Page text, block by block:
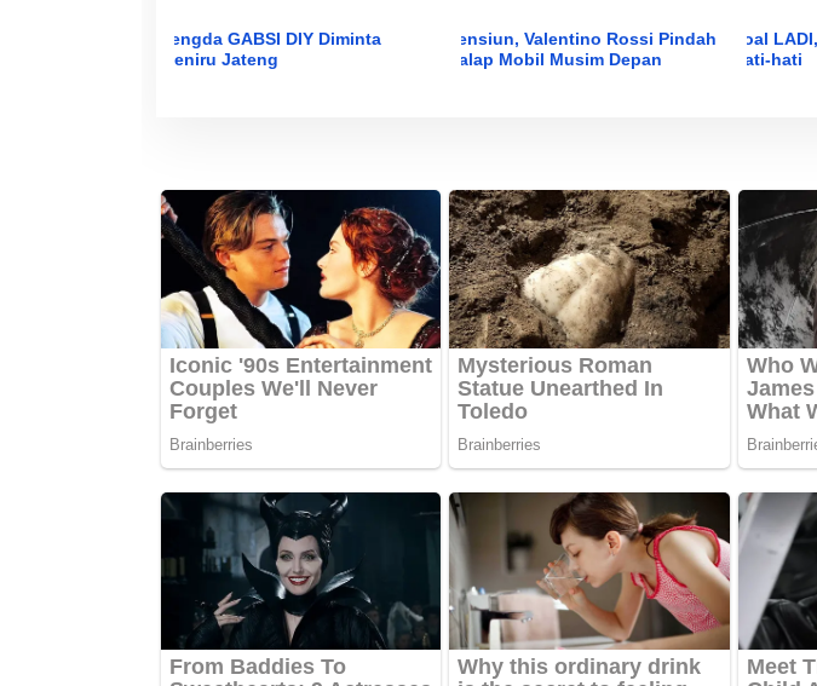
Pengda GABSI DIY Diminta
Meniru Jateng
Pensiun, Valentino Rossi Pindah
Balap Mobil Musim Depan
Soal
Hati-hati